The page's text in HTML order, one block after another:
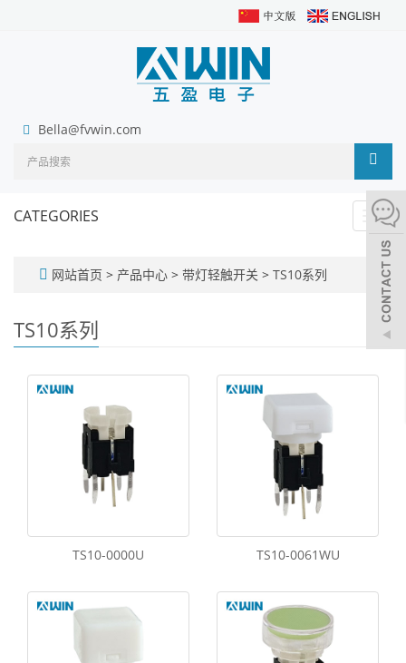
Bella@fvwin.com
CATEGORIES
网站首页 > 产品中心 > 带灯轻触开关 > TS10系列
TS10系列
TS10-0000U TS10-0061WU